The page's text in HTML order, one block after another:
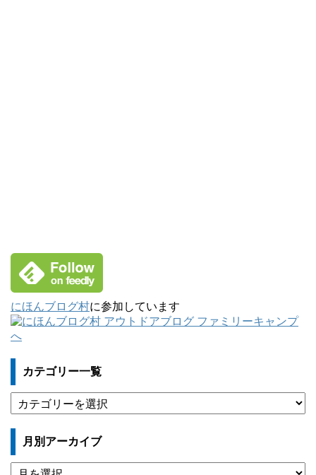
にほんブログ村に参加しています
カテゴリー一覧
テ
ゴ
ー
一
月別アーカイブ
月